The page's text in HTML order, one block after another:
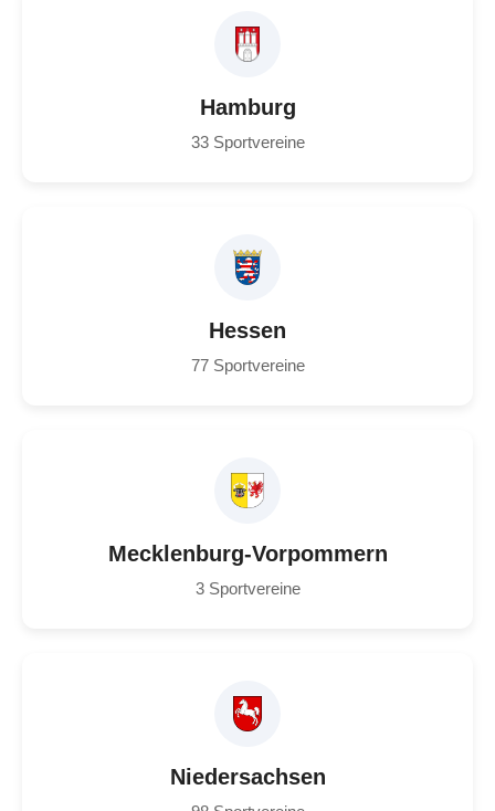
Hamburg
33 Sportvereine
Hessen
77 Sportvereine
Mecklenburg-Vorpommern
3 Sportvereine
Niedersachsen